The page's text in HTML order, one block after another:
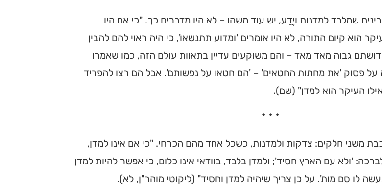
שמלבד למדנות ויֶדַע, יש עוד משהו – לא היו מדברים כך. "כי אם היו
הוא קיום התורה, לא היו אומרים 'ומדוע תתנשאו', כי היה ראוי להם להבין
גבוה מאד מאד – והם משוקעים עדיין בתאוות עולם הזה, כמו שאמרו
על פסוק 'את מחתות החטאים' – 'הם חטאו על נפשותם'. אבל הם רצו להפריד
העיקר הוא למדן" (שם).
* * *
משני חלקים: צדקות ולמדנות, כשכל אחד מהם הכרחי. "כי אם אינו למדן,
'ולא עם הארץ חסיד'; ולמדן בלבד, בוודאי אינו כלום, כי אפשר להיות למדן
לו סם מות'. על כן צריך שיהיה למדן וחסיד" (ליקוטי מוהר"ן, לא).